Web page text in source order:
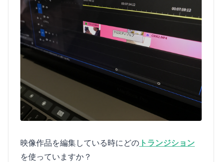
映像作品を編集している時にどの トランジション
を使っていますか？